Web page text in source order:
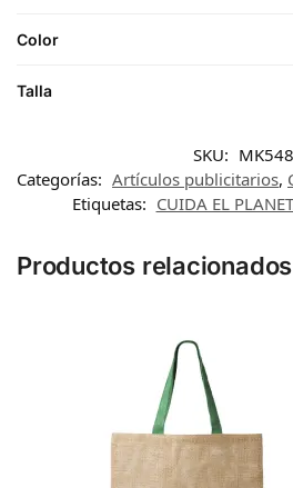
Color
Talla
SKU:
Categorías: Artículos publicitarios,
Etiquetas: CUIDA EL
Productos relacionados